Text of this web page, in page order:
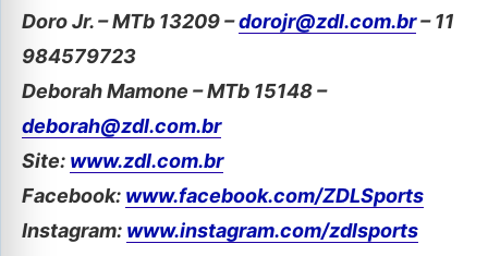
Doro Jr. – MTb 13209 –dorojr@zdl.com.br– 11
984579723
Deborah Mamone – MTb 15148 –
deborah@zdl.com.br
Site: www.zdl.com.br
Facebook: www.facebook.com/ZDLSports
Instagram: www.instagram.com/zdlsports